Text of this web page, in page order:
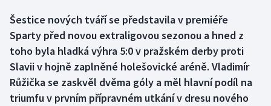
Box
Curling
Dostihy
Šestice nových tváří se představila v premiéře
Sparty před novou extraligovou sezonou a hned z
toho byla hladká výhra 5:0 v pražském derby proti
Slavii v hojně zaplněné holešovické aréně. Vladimír
Růžička se zaskvěl dvěma góly a měl hlavní podíl na
triumfu v prvním přípravném utkání v dresu nového